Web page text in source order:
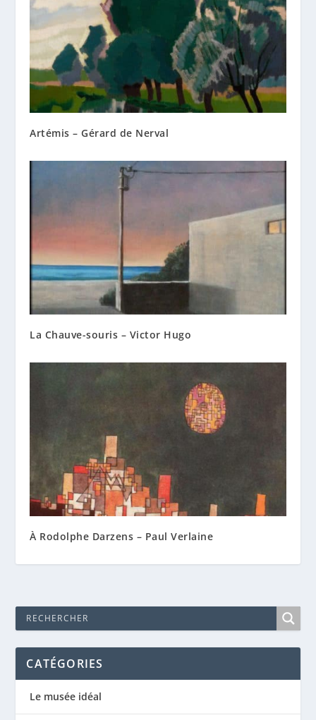
Artémis – Gérard de Nerval
La Chauve-souris – Victor Hugo
À Rodolphe Darzens – Paul Verlaine
CATÉGORIES
Le musée idéal